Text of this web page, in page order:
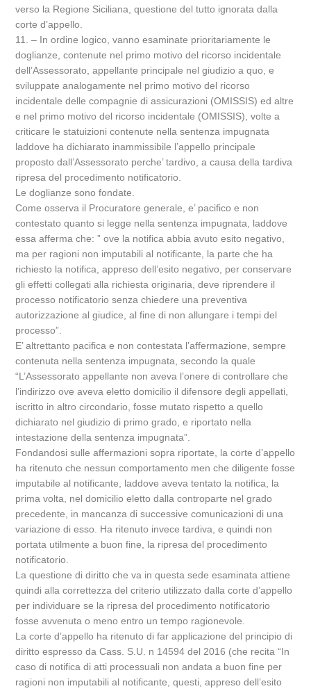
verso la Regione Siciliana, questione del tutto ignorata dalla
corte d’appello.
11. – In ordine logico, vanno esaminate prioritariamente le
doglianze, contenute nel primo motivo del ricorso incidentale
dell’Assessorato, appellante principale nel giudizio a quo, e
sviluppate analogamente nel primo motivo del ricorso
incidentale delle compagnie di assicurazioni (OMISSIS) ed altre
e nel primo motivo del ricorso incidentale (OMISSIS), volte a
criticare le statuizioni contenute nella sentenza impugnata
laddove ha dichiarato inammissibile l’appello principale
proposto dall’Assessorato perche’ tardivo, a causa della tardiva
ripresa del procedimento notificatorio.
Le doglianze sono fondate.
Come osserva il Procuratore generale, e’ pacifico e non
contestato quanto si legge nella sentenza impugnata, laddove
essa afferma che: ” ove la notifica abbia avuto esito negativo,
ma per ragioni non imputabili al notificante, la parte che ha
richiesto la notifica, appreso dell’esito negativo, per conservare
gli effetti collegati alla richiesta originaria, deve riprendere il
processo notificatorio senza chiedere una preventiva
autorizzazione al giudice, al fine di non allungare i tempi del
processo”.
E’ altrettanto pacifica e non contestata l’affermazione, sempre
contenuta nella sentenza impugnata, secondo la quale
“L’Assessorato appellante non aveva l’onere di controllare che
l’indirizzo ove aveva eletto domicilio il difensore degli appellati,
iscritto in altro circondario, fosse mutato rispetto a quello
dichiarato nel giudizio di primo grado, e riportato nella
intestazione della sentenza impugnata”.
Fondandosi sulle affermazioni sopra riportate, la corte d’appello
ha ritenuto che nessun comportamento men che diligente fosse
imputabile al notificante, laddove aveva tentato la notifica, la
prima volta, nel domicilio eletto dalla controparte nel grado
precedente, in mancanza di successive comunicazioni di una
variazione di esso. Ha ritenuto invece tardiva, e quindi non
portata utilmente a buon fine, la ripresa del procedimento
notificatorio.
La questione di diritto che va in questa sede esaminata attiene
quindi alla correttezza del criterio utilizzato dalla corte d’appello
per individuare se la ripresa del procedimento notificatorio
fosse avvenuta o meno entro un tempo ragionevole.
La corte d’appello ha ritenuto di far applicazione del principio di
diritto espresso da Cass. S.U. n 14594 del 2016 (che recita “In
caso di notifica di atti processuali non andata a buon fine per
ragioni non imputabili al notificante, questi, appreso dell’esito